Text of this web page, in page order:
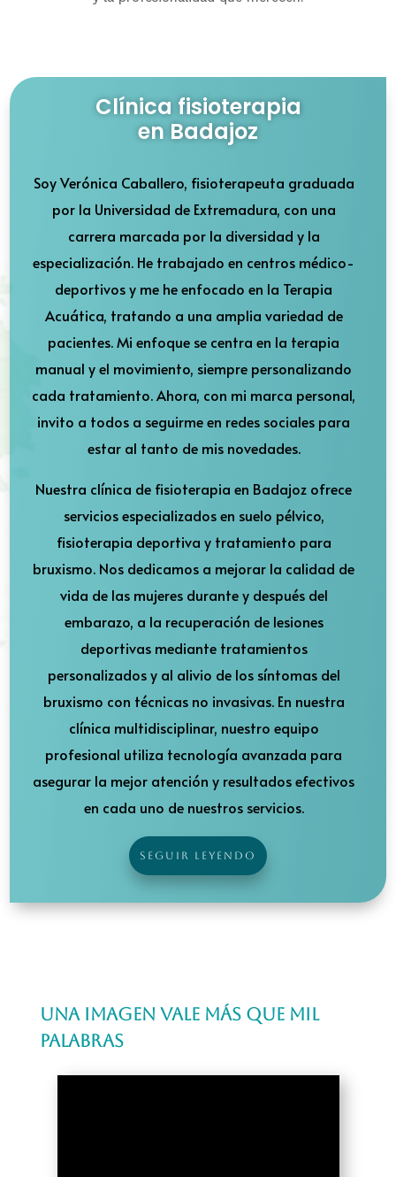
Clínica fisioterapia
en Badajoz
Soy Verónica Caballero, fisioterapeuta graduada
por la Universidad de Extremadura, con una
carrera marcada por la diversidad y la
especialización. He trabajado en centros médico-
deportivos y me he enfocado en la Terapia
Acuática, tratando a una amplia variedad de
pacientes. Mi enfoque se centra en la terapia
manual y el movimiento, siempre personalizando
cada tratamiento. Ahora, con mi marca personal,
invito a todos a seguirme en redes sociales para
estar al tanto de mis novedades.
Nuestra clínica de fisioterapia en Badajoz ofrece
servicios especializados en suelo pélvico,
fisioterapia deportiva y tratamiento para
bruxismo. Nos dedicamos a mejorar la calidad de
vida de las mujeres durante y después del
embarazo, a la recuperación de lesiones
deportivas mediante tratamientos
personalizados y al alivio de los síntomas del
bruxismo con técnicas no invasivas. En nuestra
clínica multidisciplinar, nuestro equipo
profesional utiliza tecnología avanzada para
asegurar la mejor atención y resultados efectivos
en cada uno de nuestros servicios.
SEGUIR LEYENDO
Una imagen vale más que mil
palabras